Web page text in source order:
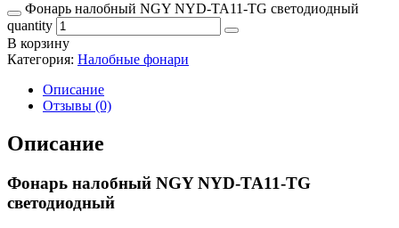
Фонарь налобный NGY NYD-TA11-TG светодиодный
quantity
В корзину
Категория: Налобные фонари
Описание
Отзывы (0)
Описание
Фонарь налобный NGY NYD-TA11-TG
светодиодный